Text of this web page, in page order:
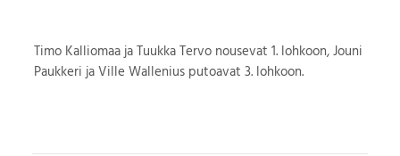
Timo Kalliomaa ja Tuukka Tervo nousevat 1. lohkoon, Jouni
Paukkeri ja Ville Wallenius putoavat 3. lohkoon.